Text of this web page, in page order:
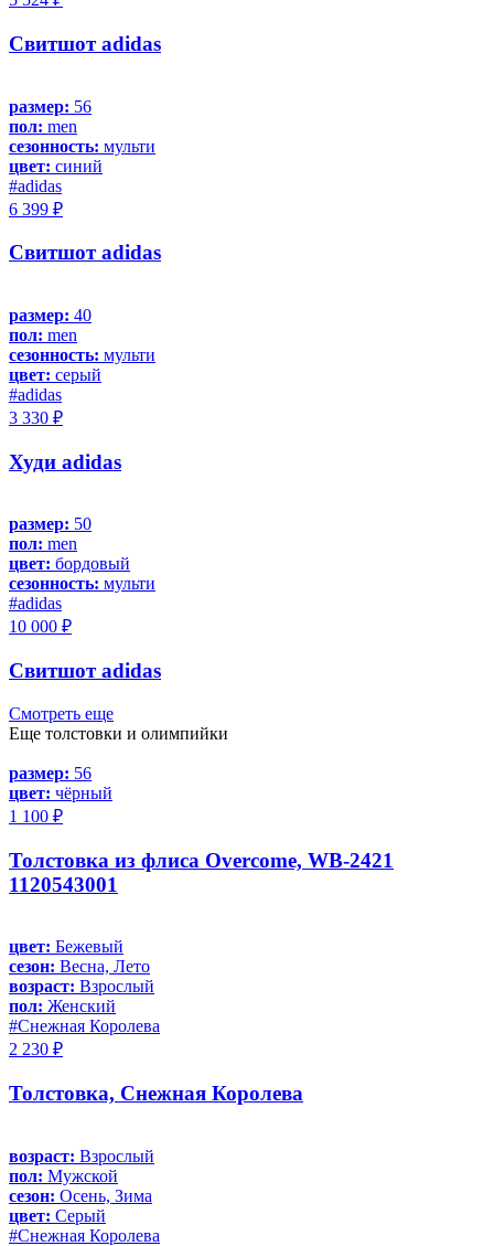
Свитшот adidas
размер: 56
пол: men
сезонность: мульти
цвет: синий
#adidas
6 399 ₽
Свитшот adidas
размер: 40
пол: men
сезонность: мульти
цвет: серый
#adidas
3 330 ₽
Худи adidas
размер: 50
пол: men
цвет: бордовый
сезонность: мульти
#adidas
10 000 ₽
Свитшот adidas
Смотреть еще
Еще толстовки и олимпийки
размер: 56
цвет: чёрный
1 100 ₽
Толстовка из флиса Overcome, WB-2421
1120543001
цвет: Бежевый
сезон: Весна, Лето
возраст: Взрослый
пол: Женский
#Снежная Королева
2 230 ₽
Толстовка, Снежная Королева
возраст: Взрослый
пол: Мужской
сезон: Осень, Зима
цвет: Серый
#Снежная Королева